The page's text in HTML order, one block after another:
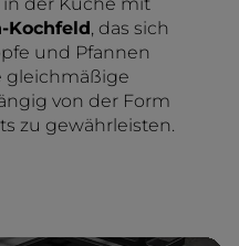
Kochfeld, das sich
und Pfannen
gleichmäßige
von der Form
zu gewährleisten.